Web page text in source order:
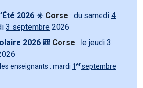
2026 ☀️ Corse : du samedi 4
3 septembre 2026
2026 🎒 Corse : le jeudi 3
enseignants : mardi 1 er septembre